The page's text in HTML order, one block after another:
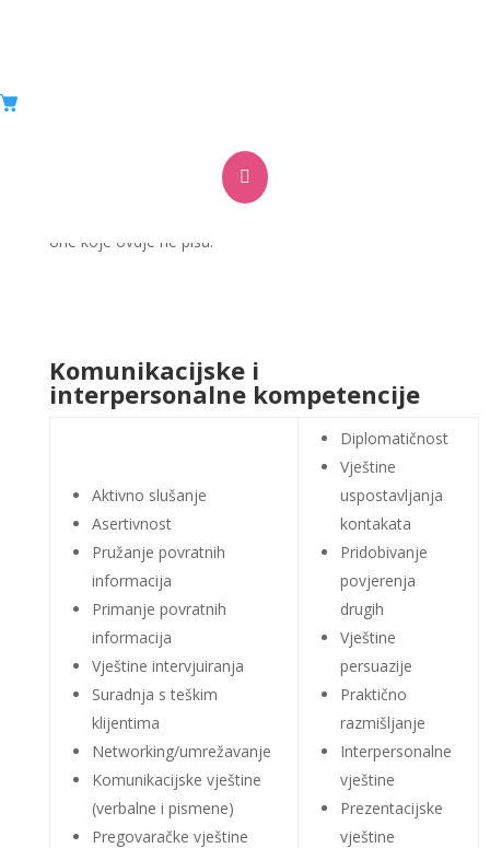

Ovo su kompetencije koje možemo procjenjivati. Ne
mjerimo ih sve odjednom; za svaku poziciju biramo
one koje ovdje ne pišu.
Komunikacijske i
interpersonalne kompetencije
Aktivno slušanje
Asertivnost
Pružanje povratnih
informacija
Primanje povratnih
informacija
Vještine intervjuiranja
Suradnja s teškim
klijentima
Networking/umrežavanje
Komunikacijske vještine
(verbalne i pismene)
Pregovaračke vještine
Diplomatičnost
Vještine
uspostavljanja
kontakata
Pridobivanje
povjerenja
drugih
Vještine
persuazije
Praktično
razmišljanje
Interpersonalne
vještine
Prezentacijske
vještine